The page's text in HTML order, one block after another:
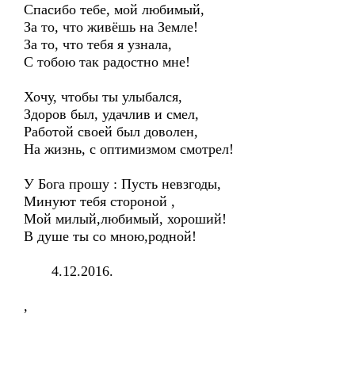
Спасибо тебе, мой любимый,
За то, что живёшь на Земле!
За то, что тебя я узнала,
С тобою так радостно мне!
Хочу, чтобы ты улыбался,
Здоров был, удачлив и смел,
Работой своей был доволен,
На жизнь, с оптимизмом смотрел!
У Бога прошу : Пусть невзгоды,
Минуют тебя стороной ,
Мой милый,любимый, хороший!
В душе ты со мною,родной!
4.12.2016.
,